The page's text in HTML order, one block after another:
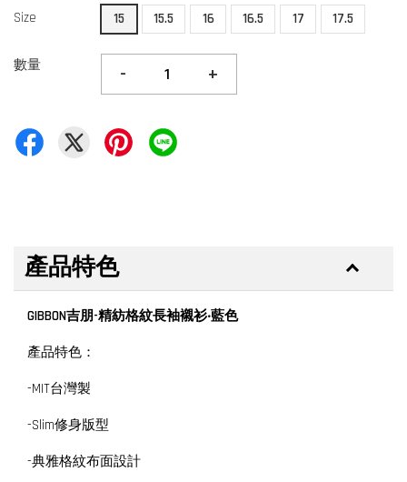
Size 15 15.5 16 16.5 17 17.5
數量 - +
產品特色
GIBBON吉朋-精紡格紋長袖襯衫‧藍色
產品特色：
-MIT台灣製
-Slim修身版型
-典雅格紋布面設計